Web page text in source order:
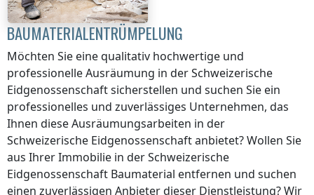
BAUMATERIALENTRÜMPELUNG
Möchten Sie eine qualitativ hochwertige und
professionelle Ausräumung in der Schweizerische
Eidgenossenschaftsicherstellen und suchen Sie ein
professionelles und zuverlässiges Unternehmen, das
Ihnen diese Ausräumungsarbeiten in der
Schweizerische Eidgenossenschaftanbietet? Wollen Sie
aus Ihrer Immobilie in der Schweizerische
Eidgenossenschaft Baumaterial entfernen und suchen
einen zuverlässigen Anbieter dieser Dienstleistung? Wir